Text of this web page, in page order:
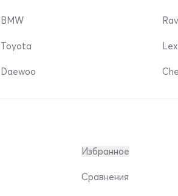
BMW
Toyota
Daewoo
Избранное
Сравнения